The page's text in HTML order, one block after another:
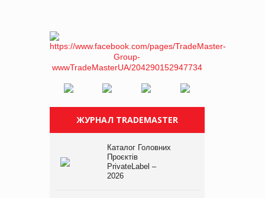
ЖУРНАЛ TRADEMASTER
Каталог Головних
Проєктів
PrivateLabel –
2026